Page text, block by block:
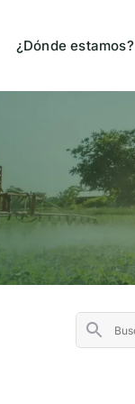
¿Dónde estamos?